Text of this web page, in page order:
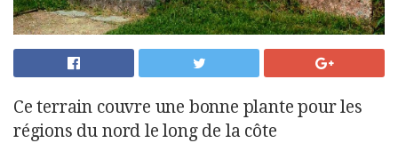
Ce terrain couvre une bonne plante pour les
régions du nord le long de la côte